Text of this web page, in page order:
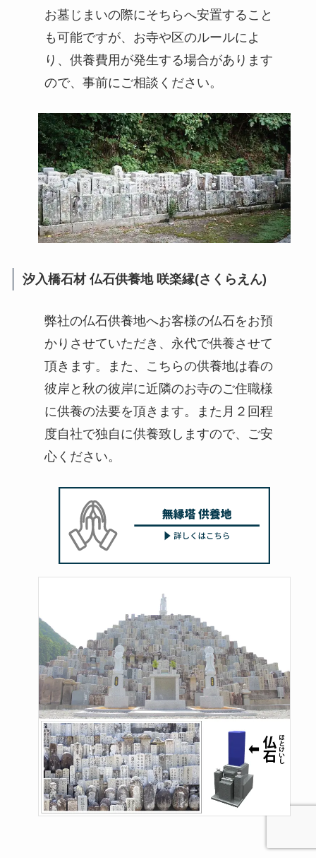
お墓じまいの際にそちらへ安置すること
も可能ですが、お寺や区のルールによ
り、供養費用が発生する場合があります
ので、事前にご相談ください。
汐入橋石材 仏石供養地 咲楽縁(さくらえん)
弊社の仏石供養地へお客様の仏石をお預
かりさせていただき、永代で供養させて
頂きます。また、こちらの供養地は春の
彼岸と秋の彼岸に近隣のお寺のご住職様
に供養の法要を頂きます。また月２回程
度自社で独自に供養致しますので、ご安
心ください。